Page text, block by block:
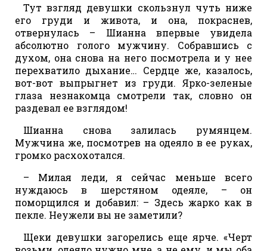
Тут взгляд девушки скользнул чуть ниже
его груди и живота, и она, покраснев,
отвернулась – Шианна впервые увидела
абсолютно голого мужчину. Собравшись с
духом, она снова на него посмотрела и у нее
перехватило дыхание… Сердце же, казалось,
вот-вот выпрыгнет из груди. Ярко-зеленые
глаза незнакомца смотрели так, словно он
раздевал ее взглядом!
Шианна снова залилась румянцем.
Мужчина же, посмотрев на одеяло в ее руках,
громко расхохотался.
– Милая леди, я сейчас меньше всего
нуждаюсь в шерстяном одеяле, – он
поморщился и добавил: – Здесь жарко как в
пекле. Неужели вы не заметили?
Щеки девушки загорелись еще ярче. «Черт